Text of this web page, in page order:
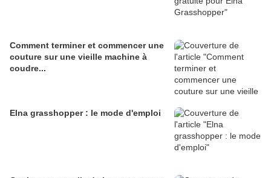
Comment terminer et commencer une
couture sur une vieille machine à
coudre...
Elna grasshopper : le mode d'emploi